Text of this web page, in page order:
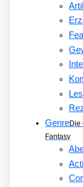
GenreDie
Fantasy